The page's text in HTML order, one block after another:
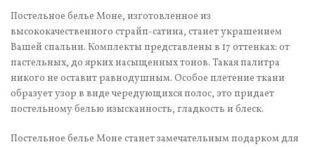
Постельное белье Моне, изготовленное из
высококачественного страйп-сатина, станет украшением
Вашей спальни. Комплекты представлены в 17 оттенках: от
пастельных, до ярких насыщенных тонов. Такая палитра
никого не оставит равнодушным. Особое плетение ткани
образует узор в виде чередующихся полос, это придает
постельному белью изысканность, гладкость и блеск.
Постельное белье Моне станет замечательным подарком для